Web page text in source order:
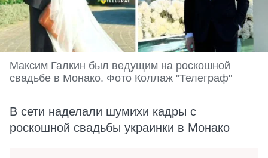
Максим Галкин был ведущим на роскошной
свадьбе в Монако. Фото Коллаж "Телеграф"
В сети наделали шумихи кадры с
роскошной свадьбы украинки в Монако